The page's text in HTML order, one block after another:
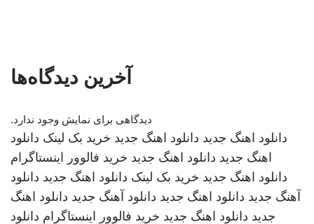
آخرین دیدگاه‌ها
دیدگاهی برای نمایش وجود ندارد.
دانلود اهنگ جدید دانلود اهنگ جدید خرید بک لینک دانلود
اهنگ جدید دانلود اهنگ جدید خرید فالوور اینستاگرام
دانلود اهنگ جدید خرید بک لینک دانلود اهنگ جدید دانلود
آهنگ جدید دانلود اهنگ جدید دانلود آهنگ جدید دانلود اهنگ
جدید دانلود اهنگ جدید خرید فالوور اینستاگرام دانلود